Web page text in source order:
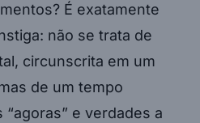
É exatamente
não se trata de
circunscrita em um
de um tempo
e verdades a